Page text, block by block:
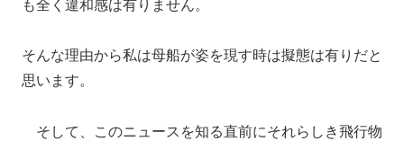
も全く違和感は有りません。
そんな理由から私は母船が姿を現す時は擬態は有りだと
思います。
そして、このニュースを知る直前にそれらしき飛行物